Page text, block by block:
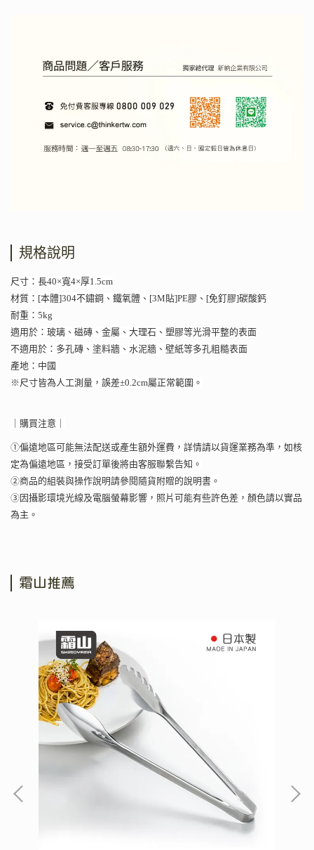
規格說明
尺寸：長40×寬4×厚1.5cm
材質：[本體]304不鏽鋼、鐵氧體、[3M貼]PE膠、[免釘膠]碳酸鈣
耐重：5kg
適用於：玻璃、磁磚、金屬、大理石、塑膠等光滑平整的表面
不適用於：多孔磚、塗料牆、水泥牆、壁紙等多孔粗糙表面
產地：中國
※尺寸皆為人工測量，誤差±0.2cm屬正常範圍。
｜購買注意｜
①偏遠地區可能無法配送或產生額外運費，詳情請以貨運業務為準，如核
定為偏遠地區，接受訂單後將由客服聯繫告知。
②商品的組裝與操作說明請參閱隨貨附贈的說明書。
③因攝影環境光線及電腦螢幕影響，照片可能有些許色差，顏色請以實品
為主。
霜山推薦